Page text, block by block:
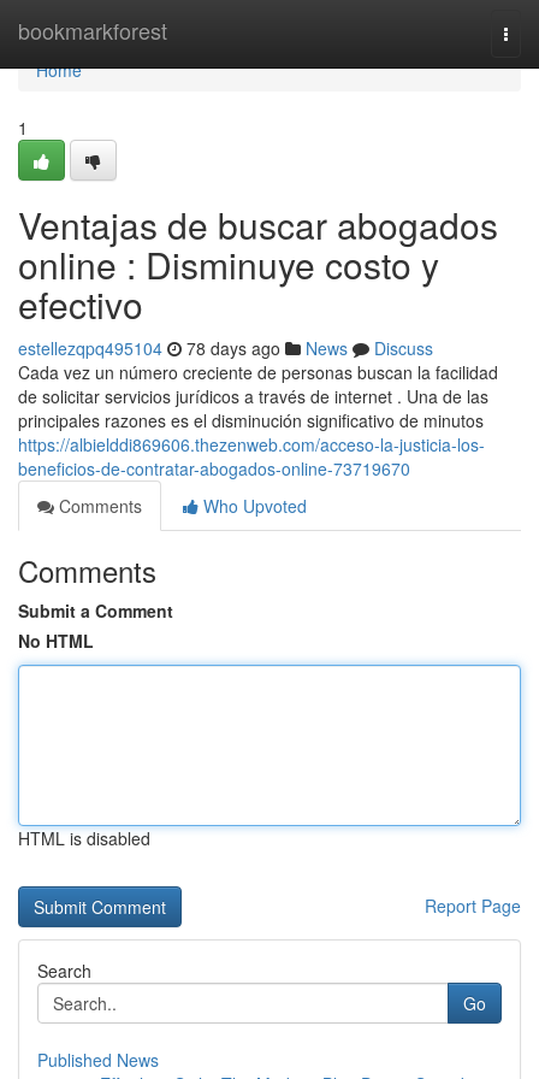
bookmarkforest
Home
Home
1
Ventajas de buscar abogados
online : Disminuye costo y
efectivo
estellezqpq495104 78 days ago News
Discuss
Cada vez un número creciente de personas buscan la facilidad
de solicitar servicios jurídicos a través de internet . Una de las
principales razones es el disminución significativo de minutos
https://albielddi869606.thezenweb.com/acceso-la-justicia-los-
beneficios-de-contratar-abogados-online-73719670
Comments
Who Upvoted
Comments
Submit a Comment
No HTML
HTML is disabled
Report Page
Search
Go
Published News